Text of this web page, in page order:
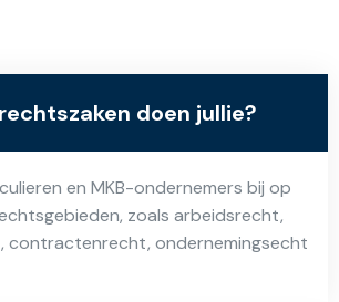
doen jullie?
en MKB-ondernemers bij op
zoals arbeidsrecht,
contractenrecht, ondernemingsecht